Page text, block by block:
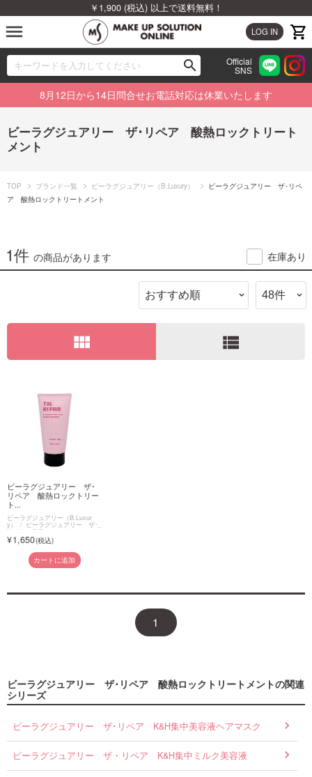
￥1,900 (税込) 以上で送料無料！
LOG IN
menu
search
00
Official
SNS
ブランドから探す
カテゴリから探す
新着商品から探す
ランキングから探す
ビューティジャーナルから探す
ご利用ガイド
ログイン・新規会員登録
8月12日から14日問合せお電話対応は休業いたします
ビーラグジュアリー ザ･リペア 酸熱ロックトリート
メント
TOP ブランド一覧 ビーラグジュアリー（B.Luxury）
ビーラグジュアリー ザ･リペ
ア 酸熱ロックトリートメント
1件 の商品があります 在庫あり
view_module view_list
ビーラグジュアリー ザ･
リペア 酸熱ロックトリー
ト...
ビーラグジュアリー（B.Luxur
y） ビーラグジュアリー ザ･
リペア 酸熱ロックトリートメン
ト1,650
カートに追加
1
ビーラグジュアリー ザ･リペア 酸熱ロックトリートメントの関連
シリーズ
ビーラグジュアリー ザ･リペア K&H集中美容液ヘアマスク
ビーラグジュアリー ザ・リペア K&H集中ミルク美容液